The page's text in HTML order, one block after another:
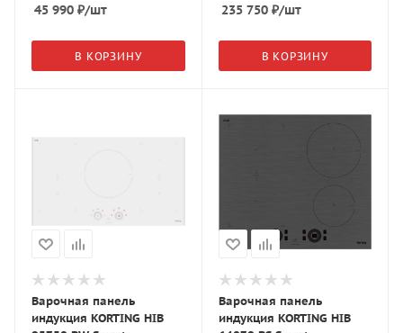
45 990 ₽/шт
В КОРЗИНУ
235 750₽/шт
В КОРЗИНУ
Варочная панель
индукция KORTING HIB
Варочная панель
индукция KORTING HIB